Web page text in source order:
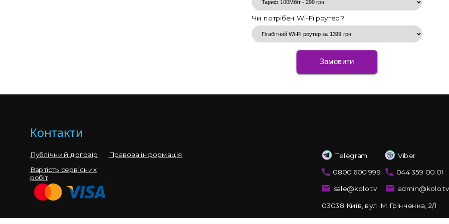
Чи потрібен Wi-Fi роутер?
Замовити
Контакти
Публічний договір
Правова інформація
Вартість сервісних
робіт
Telegram Viber
0800 600 999 044 359 00 01
sale@kolo.tv admin@kolo.tv
03038 Київ, вул. М. Грінченка, 2/1